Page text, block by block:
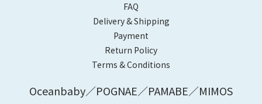
FAQ
Delivery & Shipping
Payment
Return Policy
Terms & Conditions
Oceanbaby／POGNAE／PAMABE／MIMOS